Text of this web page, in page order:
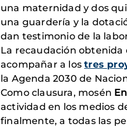
una maternidad y dos
una guardería y la
dan testimonio de la
La recaudación obtenida
acompañar a lostres
la Agenda 2030 de
Como clausura, mosén
actividad en los medios
finalmente, a todas las